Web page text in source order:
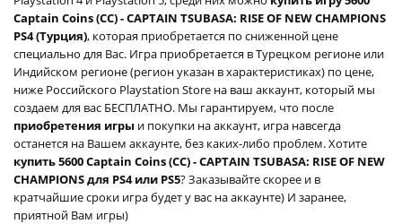
Captain Coins (CC) - CAPTAIN TSUBASA: RISE OF NEW CHAMPIONS
PS4 (Турция), которая приобретается по сниженной цене
специально для Вас. Игра приобретается в Турецком регионе или
Индийском регионе (регион указан в характеристиках) по цене,
ниже Российского Playstation Store на ваш аккаунт, который мы
создаем для вас БЕСПЛАТНО. Мы гарантируем, что после
приобретения игры и покупки на аккаунт, игра навсегда
останется на Вашем аккаунте, без каких-либо проблем. Хотите
купить 5600 Captain Coins (CC) - CAPTAIN TSUBASA: RISE OF NEW
CHAMPIONS для PS4 или PS5? Заказывайте скорее и в
кратчайшие сроки игра будет у вас на аккаунте) И заранее,
приятной Вам игры)